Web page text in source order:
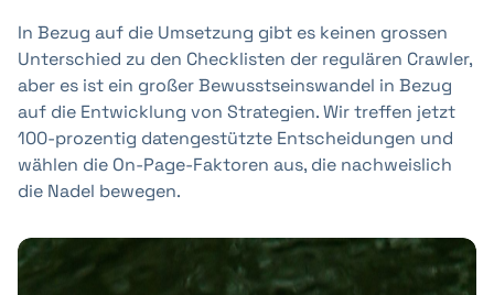
In Bezug auf die Umsetzung gibt es keinen grossen
Unterschied zu den Checklisten der regulären Crawler,
aber es ist ein großer Bewusstseinswandel in Bezug
auf die Entwicklung von Strategien. Wir treffen jetzt
100-prozentig datengestützte Entscheidungen und
wählen die On-Page-Faktoren aus, die nachweislich
die Nadel bewegen.